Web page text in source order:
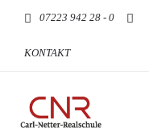
07223 942 28 - 0
KONTAKT